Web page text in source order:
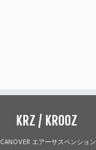
KRZ / KROOZ
CANOVER エアーサスペンション